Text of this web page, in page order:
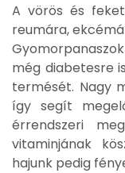
A vörös és
reumára,
még diabetesre
termését. Nagy
így segít
érrendszeri
vitaminjának
hajunk pedig